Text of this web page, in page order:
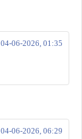
04-06-2026, 01:35
04-06-2026, 06:29